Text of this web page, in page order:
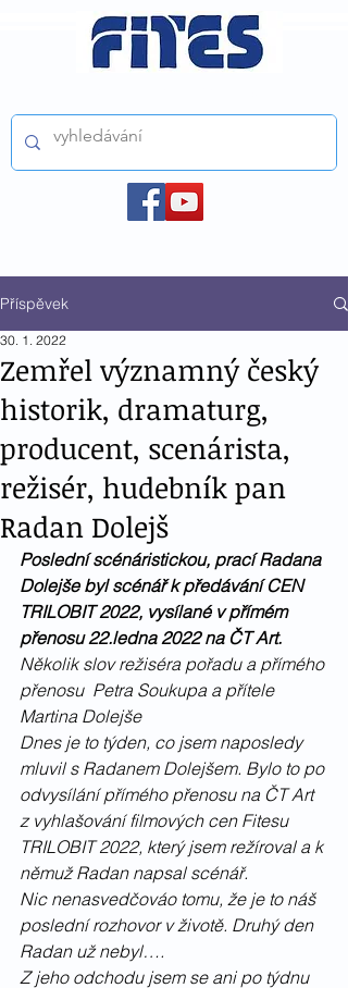
Příspěvek
Zemřel významný český
historik, dramaturg,
producent, scenárista,
režisér, hudebník pan
Radan Dolejš
30. 1. 2022
Poslední scénáristickou, prací Radana
Dolejše byl scénář k předávání CEN
TRILOBIT 2022, vysílané v přímém
přenosu 22.ledna 2022 na ČT Art.
Několik slov režiséra pořadu a přímého
přenosu  Petra Soukupa a přítele
Martina Dolejše
Dnes je to týden, co jsem naposledy
mluvil s Radanem Dolejšem. Bylo to po
odvysílání přímého přenosu na ČT Art
z vyhlašování filmových cen Fitesu
TRILOBIT 2022, který jsem režíroval a k
němuž Radan napsal scénář.
Nic nenasvedčováo tomu, že je to náš
poslední rozhovor v životě. Druhý den
Radan už nebyl….
Z jeho odchodu jsem se ani po týdnu